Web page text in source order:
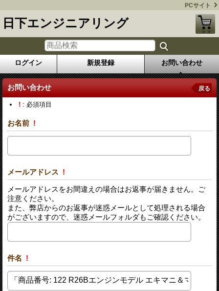
PCサイト
日下エンジニアリング
ログイン 新規登録 お問い合わせ
お問い合わせ 戻る
! : 必須項目
お名前 !
メールアドレス !
メールアドレスをお間違えの場合はお返事が届きません。ご
注意ください。
また、弊店からのお返事が迷惑メールとして処理される場合
がございますので、迷惑メールフォルダもご確認ください。
件名 !